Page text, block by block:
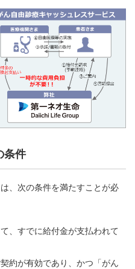
条件
、次の条件を満たすことが必
、すでに給付金が支払われて
約が有効であり、かつ「がん